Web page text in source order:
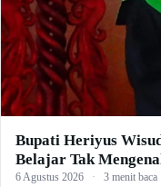
Bupati Heriyus
Belajar Tak
6 Agustus 2026 · 3 menit baca